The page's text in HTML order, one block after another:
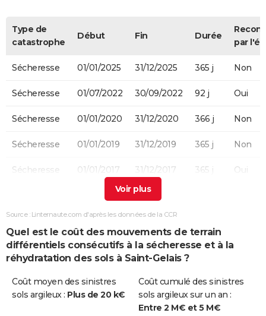
Type de
catastrophe
Début Fin Durée
par
Sécheresse 01/01/2025 31/12/2025 365 j Non
Sécheresse 01/07/2022 30/09/2022 92 j Oui
Sécheresse 01/01/2020 31/12/2020 366 j Non
Sécheresse 01/01/2019 31/12/2019 365 j Non
Sécheresse 01/01/2017 31/12/2017 365 j Oui
01/01/2016 31/12/2016
01/01/2012
Sécheresse 08/10/2011 31/12/2011 85 j
Sécheresse 01/07/2005 30/09/2005 92 j
Source : Linternaute.com d'après les données de la CCR
Quel est le coût des mouvements de terrain
différentiels consécutifs à la sécheresse et à la
réhydratation des sols à Saint-Gelais ?
Coût moyen des sinistres
sols argileux : Plus de 20 k€
Coût cumulé des sinistres
sols argileux sur un an :
Entre 2 M€ et 5 M€